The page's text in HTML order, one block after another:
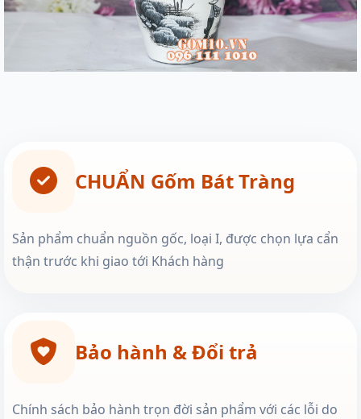
CHUẨN Gốm Bát Tràng
Sản phẩm chuẩn nguồn gốc, loại I, được chọn lựa cẩn
thận trước khi giao tới Khách hàng
Bảo hành & Đổi trả
Chính sách bảo hành trọn đời sản phẩm với các lỗi do